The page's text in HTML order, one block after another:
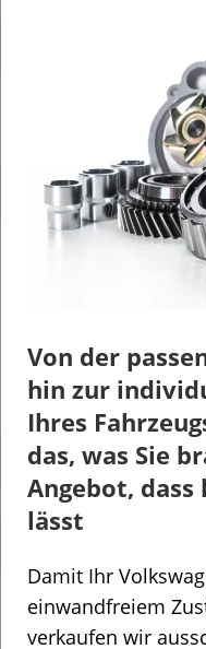
Von der
hin zur
Ihres
das, was Sie
Angebot, dass
lässt
Damit Ihr
einwandfreiem
verkaufen wir